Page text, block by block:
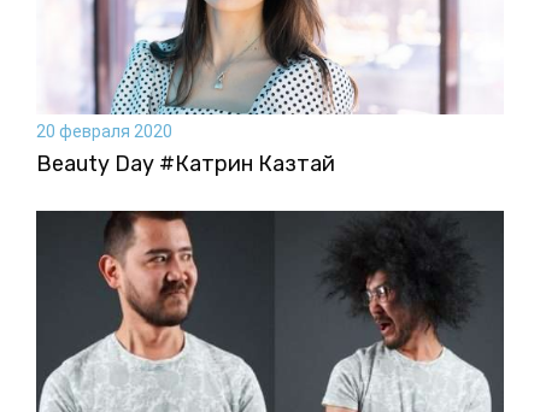
20 февраля 2020
Beauty Day #Катрин Казтай